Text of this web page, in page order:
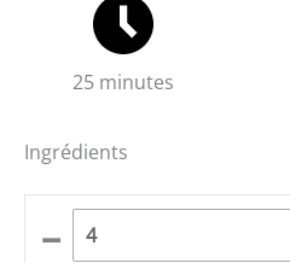
25 minutes
Ingrédients
–